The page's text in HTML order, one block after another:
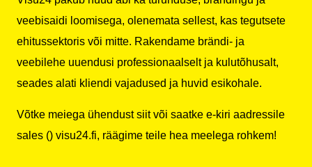
veebisaidi loomisega, olenemata sellest, kas tegutsete
ehitussektoris või mitte. Rakendame brändi- ja
veebilehe uuendusi professionaalselt ja kulutõhusalt,
seades alati kliendi vajadused ja huvid esikohale.
Võtke meiega ühendustsiitvõi saatke e-kiri aadressile
sales () visu24.fi, räägime teile hea meelega rohkem!